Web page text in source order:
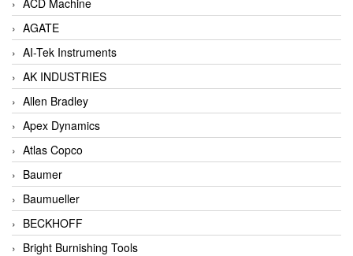
AGATE
AI-Tek Instruments
AK INDUSTRIES
Allen Bradley
Apex Dynamics
Atlas Copco
Baumer
Baumueller
BECKHOFF
Bright Burnishing Tools